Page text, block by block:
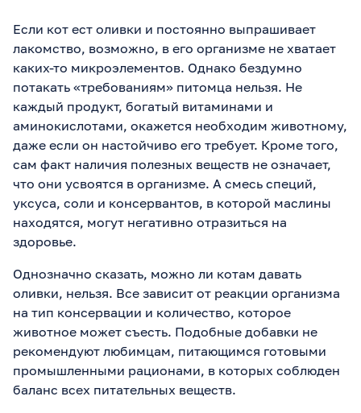
Если кот ест оливки и постоянно выпрашивает
лакомство, возможно, в его организме не хватает
каких-то микроэлементов. Однако бездумно
потакать «требованиям» питомца нельзя. Не
каждый продукт, богатый витаминами и
аминокислотами, окажется необходим животному,
даже если он настойчиво его требует. Кроме того,
сам факт наличия полезных веществ не означает,
что они усвоятся в организме. А смесь специй,
уксуса, соли и консервантов, в которой маслины
находятся, могут негативно отразиться на
здоровье.
Однозначно сказать, можно ли котам давать
оливки, нельзя. Все зависит от реакции организма
на тип консервации и количество, которое
животное может съесть. Подобные добавки не
рекомендуют любимцам, питающимся готовыми
промышленными рационами, в которых соблюден
баланс всех питательных веществ.